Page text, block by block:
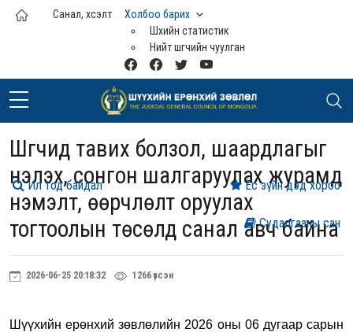
Үндсэн агуулга руу шилжих
Санал, хүсэлт
Холбоо барих
Шүүхийн статистик
Нийт шүүгчийн чуулган
Шүүгчид тавих болзол, шаардлагыг
үнэлэх, сонгон шалгаруулах журамд
нэмэлт, өөрчлөлт оруулах
тогтоолын төсөлд санал авч байна
2026-06-25 20:18:32 1266 үзсэн
Шүүхийн ерөнхий зөвлөлийн 2026 оны 06 дугаар сарын
Судалгааны сан
Ёс зүйн дэд хороо
Ил тод байдал